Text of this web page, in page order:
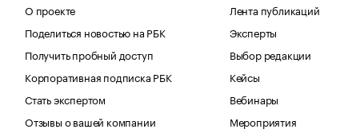
О проекте
Поделиться новостью на РБК
Получить пробный доступ
Корпоративная подписка РБК
Стать экспертом
Отзывы о вашей компании
Лента публикаций
Эксперты
Выбор редакции
Кейсы
Вебинары
Мероприятия